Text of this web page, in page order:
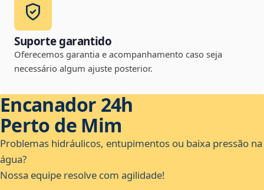
Suporte garantido
Oferecemos garantia e acompanhamento caso seja
necessário algum ajuste posterior.
Encanador 24h
Perto de Mim
Problemas hidráulicos, entupimentos ou baixa pressão na
água?
Nossa equipe resolve com agilidade!